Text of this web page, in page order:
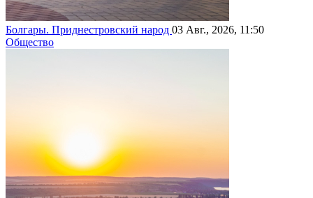
Болгары. Приднестровский народ 03 Авг., 2026, 11:50
Общество